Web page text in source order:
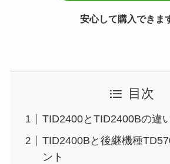
安心して購入できま
目次
TID2400とTID2400Bの違
TID2400Bと後継機種
ント